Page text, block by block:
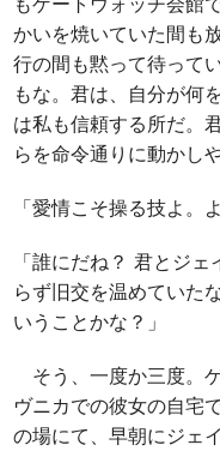
かいを焼いていた間も
行の間も黙って待って
もな。君は、自分が何
は私も信頼する所だ。
らを命令通りに動かし
「愛情こそ操る技よ。
「誰にだね？ 君とジ
らず旧交を温めていた
いうことかな？」
そう、一度か三度。
ヴニカでの彼女の自宅
の場にて、早朝にジェ